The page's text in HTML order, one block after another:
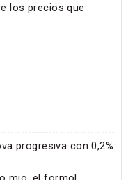
los precios que
progresiva con 0,2%